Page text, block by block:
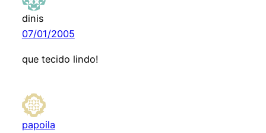
dinis
07/01/2005
que tecido lindo!
papoila